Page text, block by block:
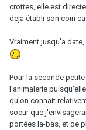
crottes, elle est
deja établi son coin
Vraiment jusqu'a
Pour la seconde
l'animalerie
qu'on connait
soeur que
portées la-bas, et de